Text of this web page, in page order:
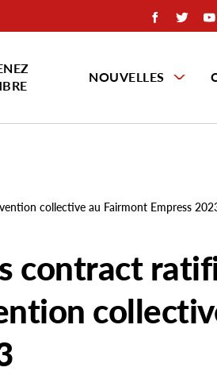
NOUVELLES
collective au Fairmont Empress
contract